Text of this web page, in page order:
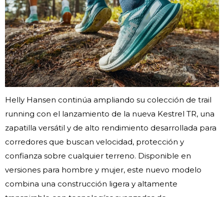
Helly Hansen continúa ampliando su colección de trail
running con el lanzamiento de la nueva Kestrel TR, una
zapatilla versátil y de alto rendimiento desarrollada para
corredores que buscan velocidad, protección y
confianza sobre cualquier terreno. Disponible en
versiones para hombre y mujer, este nuevo modelo
combina una construcción ligera y altamente